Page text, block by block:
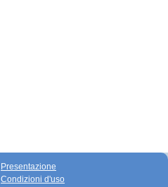
Presentazione
Condizioni d'uso